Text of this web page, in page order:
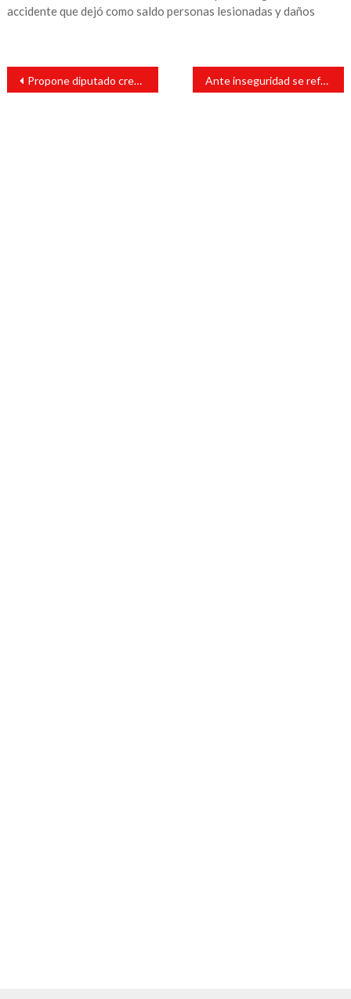
accidente que dejó como saldo personas lesionadas y daños
Navegación
entradas
Propone diputado crear Fiscalía que atienda delitos por crímenes de odio Ante inseguridad se reforzará presencia de Guardia Nacional en Guanajuato: AMLO